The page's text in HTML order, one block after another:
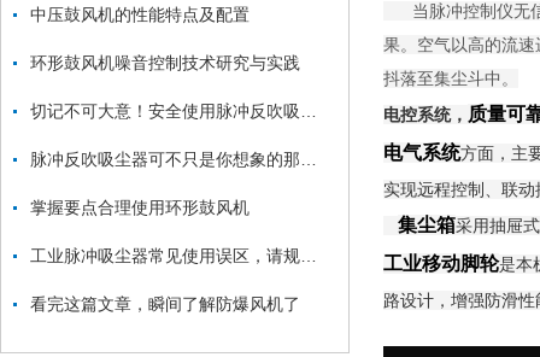
中压鼓风机的性能特点及配置
环形鼓风机噪音控制技术研究与实践
掌握要点合理使用环形鼓风机
看完这篇文章，瞬间了解防爆风机了
当脉冲控制仪无信
果。空气以高的流
抖落至集尘斗中。
电控系统， 质量可
电气系统方面，主
实现远程控制、联
集尘箱采用抽屉
工业移动脚轮是本
路设计，增强防滑性